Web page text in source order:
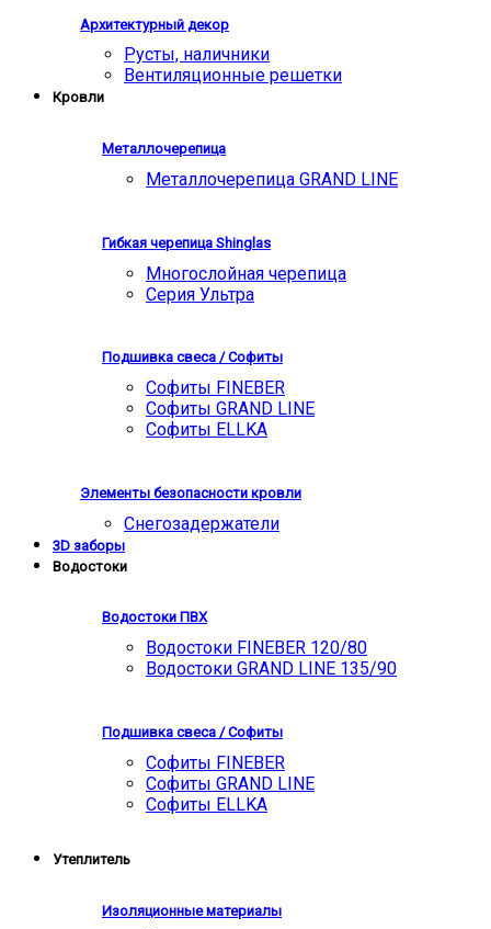
Архитектурный декор
Русты, наличники
Вентиляционные решетки
Кровли
Металлочерепица
Металлочерепица GRAND LINE
Гибкая черепица Shinglas
Многослойная черепица
Серия Ультра
Подшивка свеса / Софиты
Софиты FINEBER
Софиты GRAND LINE
Софиты ELLKA
Элементы безопасности кровли
Снегозадержатели
3D заборы
Водостоки
Водостоки ПВХ
Водостоки FINEBER 120/80
Водостоки GRAND LINE 135/90
Подшивка свеса / Софиты
Софиты FINEBER
Софиты GRAND LINE
Софиты ELLKA
Утеплитель
Изоляционные материалы